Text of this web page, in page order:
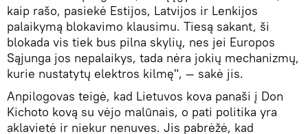
kaip rašo, pasiekė Estijos, Latvijos ir Lenkijos
palaikymą blokavimo klausimu. Tiesą sakant, ši
blokada vis tiek bus pilna skylių, nes jei Europos
Sąjunga jos nepalaikys, tada nėra jokių mechanizmų,
kurie nustatytų elektros kilmę", — sakė jis.
Anpilogovas teigė, kad Lietuvos kova panaši į Don
Kichoto kovą su vėjo malūnais, o pati politika yra
aklavietė ir niekur nenuves. Jis pabrėžė, kad